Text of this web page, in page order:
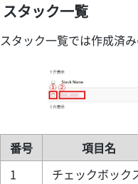
スタック一覧
スタック一覧では作成済
番号 項目名
1
チェックボック